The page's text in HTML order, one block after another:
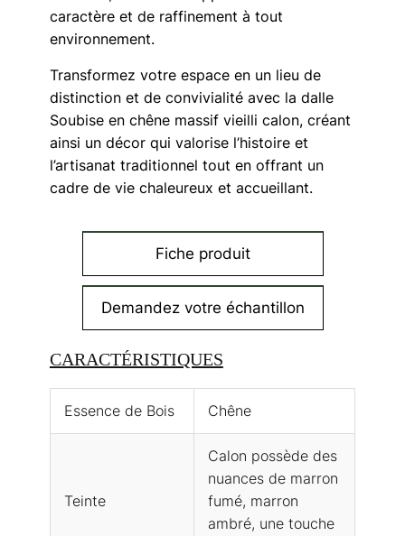
caractère et de raffinement à tout
environnement.
Transformez votre espace en un lieu de
distinction et de convivialité avec la dalle
Soubise en chêne massif vieilli calon, créant
ainsi un décor qui valorise l’histoire et
l’artisanat traditionnel tout en offrant un
cadre de vie chaleureux et accueillant.
Fiche produit
Demandez votre échantillon
CARACTÉRISTIQUES
Essence de Bois Chêne
Teinte
Calon possède des
nuances de marron
fumé, marron
ambré, une touche